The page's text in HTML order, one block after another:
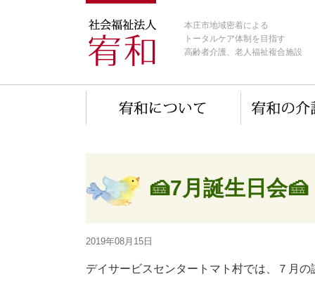
本庄市地域密着による
トータルケア体制を目指す
高齢者介護、老人福祉複合施設
🍰7月誕生日会🍰
2019年08月15日
デイサービスセンタートマト村では、７月